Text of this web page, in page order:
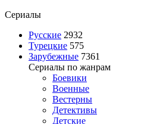
Сериалы
Русские 2932
Турецкие 575
Зарубежные 7361
Сериалы по жанрам
Боевики
Военные
Вестерны
Детективы
Детские